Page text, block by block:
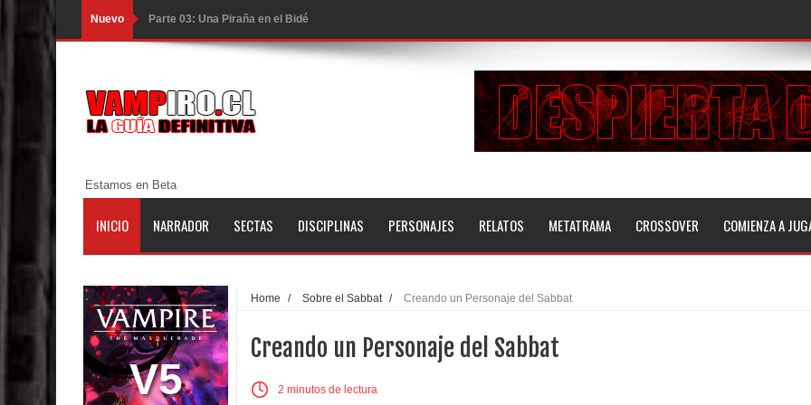
Nuevo Parte 03: Una Piraña en el Bidé
Parte 02: Los Muertos Gobiernan a los Vivos
Parte 01: Escondido a Plena Luz
Parte 02: El Enemigo de mi Enemigo
Parte 03: La Traición
Parte 02: Vuelve el Hijo Prodigo
Parte 01: El Comienzo
Parte 01: El Enemigo Interior
Estamos en Beta
INICIO NARRADOR SECTAS DISCIPLINAS PERSONAJES RELATOS METATRAMA CROSSOVER COMIENZA A
V5
Home / Sobre el Sabbat / Creando un Personaje del Sabbat
Creando un Personaje del Sabbat
2 minutos de lectura